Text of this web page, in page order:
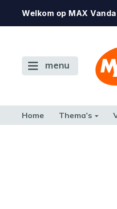
Welkom op MAX
menu
Home Thema’s